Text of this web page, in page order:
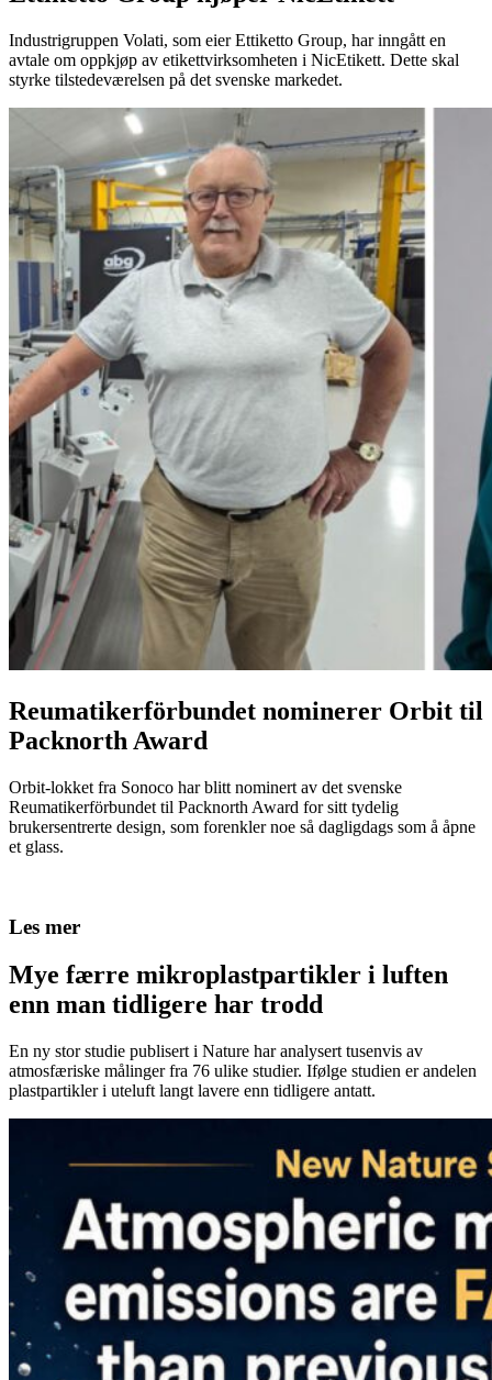
Industrigruppen Volati, som eier Ettiketto Group, har inngått en
avtale om oppkjøp av etikettvirksomheten i NicEtikett. Dette skal
styrke tilstedeværelsen på det svenske markedet.
Reumatikerförbundet nominerer Orbit til
Packnorth Award
Orbit-lokket fra Sonoco har blitt nominert av det svenske
Reumatikerförbundet til Packnorth Award for sitt tydelig
brukersentrerte design, som forenkler noe så dagligdags som å åpne
et glass.
Les mer
Mye færre mikroplastpartikler i luften
enn man tidligere har trodd
En ny stor studie publisert i Nature har analysert tusenvis av
atmosfæriske målinger fra 76 ulike studier. Ifølge studien er andelen
plastpartikler i uteluft langt lavere enn tidligere antatt.